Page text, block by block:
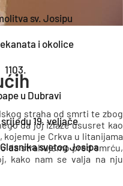
sv. Josipu
i okolice
1103.
u Dubravi
19. veljače
svetog Josipa
straha od smrti te zbog
da joj izlaze ususret kao
je Crkva u litanijama
da strahujemo pred smrću,
kako nam se valja na nju